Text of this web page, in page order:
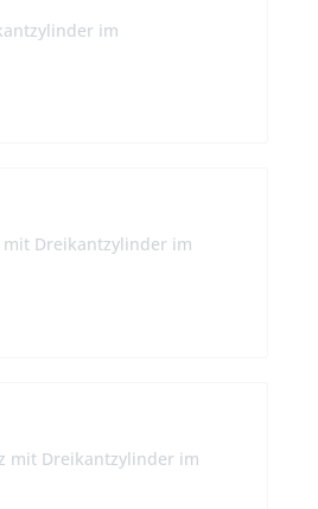
im
Dreikantzylinder im
mit Dreikantzylinder im